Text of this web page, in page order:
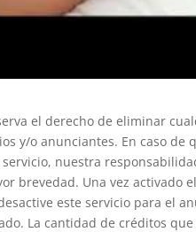
el derecho de eliminar
y/o anunciantes. En caso
nuestra
brevedad. Una vez activado
este servicio para el
La cantidad de créditos